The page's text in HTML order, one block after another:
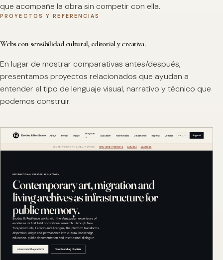
que acompañe la obra sin competir con ella.
PROYECTOS Y REFERENCIAS
Webs con sensibilidad cultural, editorial y creativa.
En lugar de mostrar comparativas antes/después,
presentamos proyectos relacionados que ayudan a
entender el tipo de lenguaje visual, narrativo y técnico que
podemos construir.